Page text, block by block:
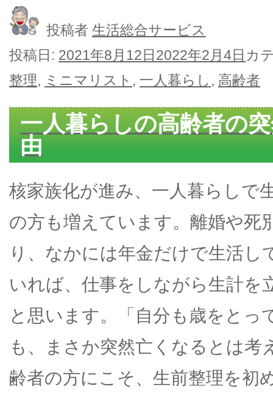
投稿者 生活総合サービス
投稿日: 2021年8月12日2022年2月4日 カ
整理, ミニマリスト , 一人暮らし , 高齢者
一人暮らしの高齢者の
由
核家族化が進み、一人暮らしで
の方も増えています。離婚や死
り、なかには年金だけで生活し
いれば、仕事をしながら生計を
と思います。「自分も歳をと
も、まさか突然亡くなるとは
齢者の方にこそ、生前整理を初